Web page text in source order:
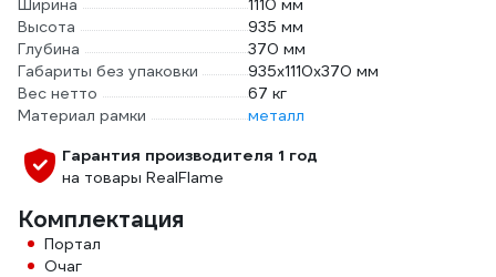
Ширина
1110 мм
Высота
935 мм
Глубина
370 мм
Габариты без упаковки
935x1110x370 мм
Вес нетто
67 кг
Материал рамки
металл
Гарантия производителя 1 год
на товары RealFlame
Комплектация
Портал
Очаг